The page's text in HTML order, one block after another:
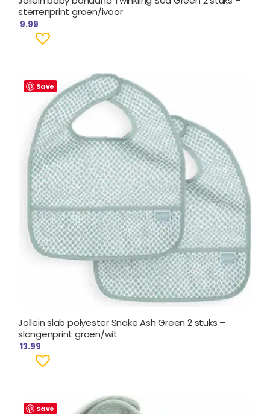
sterrenprint groen/ivoor
9.99
Save
Jollein slab polyester Snake Ash Green 2 stuks –
slangenprint groen/wit
13.99
Save